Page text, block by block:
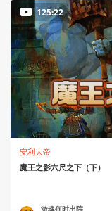
125:22
安利大帝
魔王之影六尺之下（下）